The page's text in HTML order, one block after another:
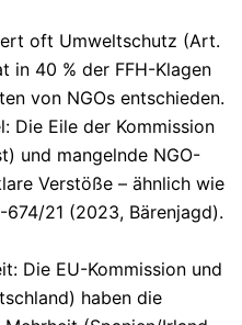
oft Umweltschutz (Art.
in 40 % der FFH-Klagen
von NGOs entschieden.
: Die Eile der Kommission
und mangelnde NGO-
Verstöße – ähnlich wie
21 (2023, Bärenjagd).
: Die EU-Kommission und
haben die